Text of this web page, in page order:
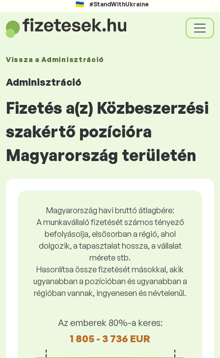
#StandWithUkraine
Vissza aAdminisztráció
Adminisztráció
Fizetés a(z) Közbeszerzési
szakértő pozícióra
Magyarország területén
Magyarország havi bruttó átlagbére:
A munkavállaló fizetését számos tényező
befolyásolja, elsősorban a régió, ahol
dolgozik, a tapasztalat hossza, a vállalat
mérete stb.
Hasonlítsa össze fizetését másokkal, akik
ugyanabban a pozícióban és ugyanabban a
régióban vannak, ingyenesen és névtelenül.
Az emberek 80%-a keres:
1 805 - 3 736 EUR